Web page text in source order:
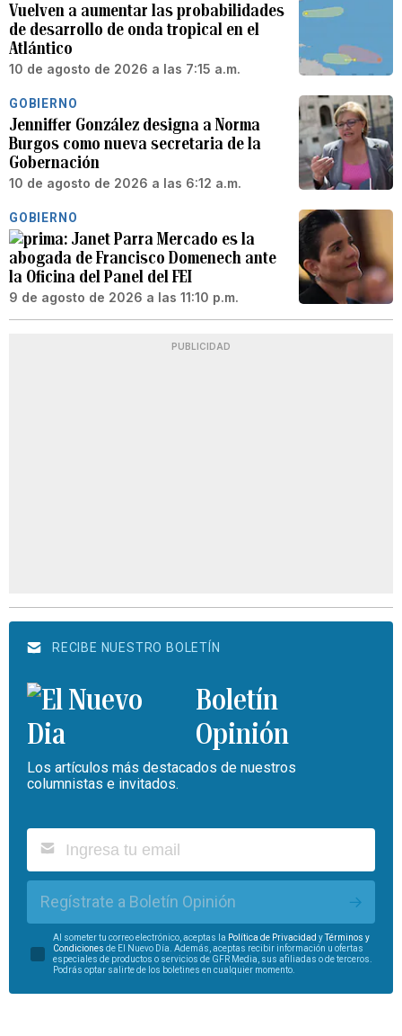
Vuelven a aumentar las probabilidades
de desarrollo de onda tropical en el
Atlántico
10 de agosto de 2026 a las 7:15 a.m.
GOBIERNO
Jenniffer González designa a Norma
Burgos como nueva secretaria de la
Gobernación
10 de agosto de 2026 a las 6:12 a.m.
GOBIERNO
Janet Parra Mercado es la
abogada de Francisco Domenech ante
la Oficina del Panel del FEI
9 de agosto de 2026 a las 11:10 p.m.
PUBLICIDAD
RECIBE NUESTRO BOLETÍN
Boletín
Opinión
Los artículos más destacados de nuestros
columnistas e invitados.
Regístrate a Boletín Opinión
Al someter tu correo electrónico, aceptas la Política de Privacidad yTérminos y
Condiciones de El Nuevo Día. Además, aceptas recibir información u ofertas
especiales de productos o servicios de GFR Media, sus afiliadas o de terceros.
Podrás optar salirte de los boletines en cualquier momento.